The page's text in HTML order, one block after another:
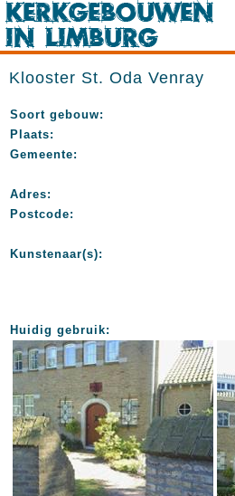
Klooster St. Oda Venray
Soort gebouw:
Plaats:
Gemeente:
Adres:
Postcode:
Kunstenaar(s):
Huidig gebruik: